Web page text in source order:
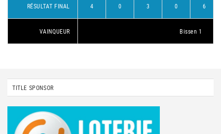
RÉSULTAT FINAL 4 0 3 0 6
VAINQUEUR Bissen 1
TITLE SPONSOR